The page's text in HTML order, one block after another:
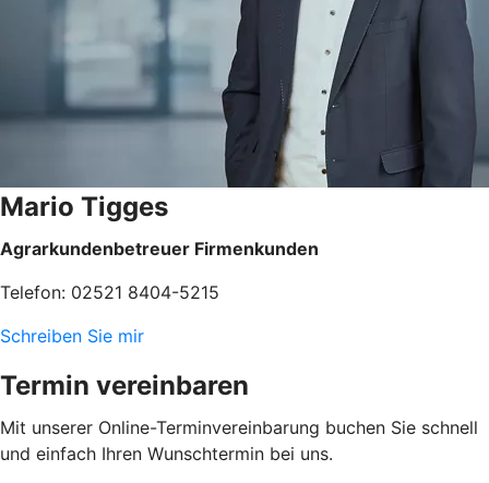
Mario Tigges
Agrarkundenbetreuer Firmenkunden
Telefon: 02521 8404-5215
Schreiben Sie mir
Termin vereinbaren
Mit unserer Online-Terminvereinbarung buchen Sie schnell
und einfach Ihren Wunschtermin bei uns.